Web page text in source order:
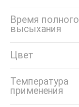
Время полного
высыхания
Цвет
Температура
применения